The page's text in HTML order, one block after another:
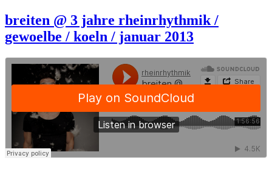
breiten @ 3 jahre rheinrhythmik /
gewoelbe / koeln / januar 2013